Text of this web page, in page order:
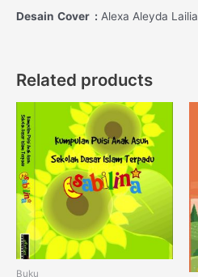
Desain Cover : Alexa Aleyda Lailia
Related products
Buku